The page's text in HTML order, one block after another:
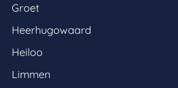
Groet
Heerhugowaard
Heiloo
Limmen